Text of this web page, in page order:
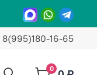
8(995)180-16-65
0